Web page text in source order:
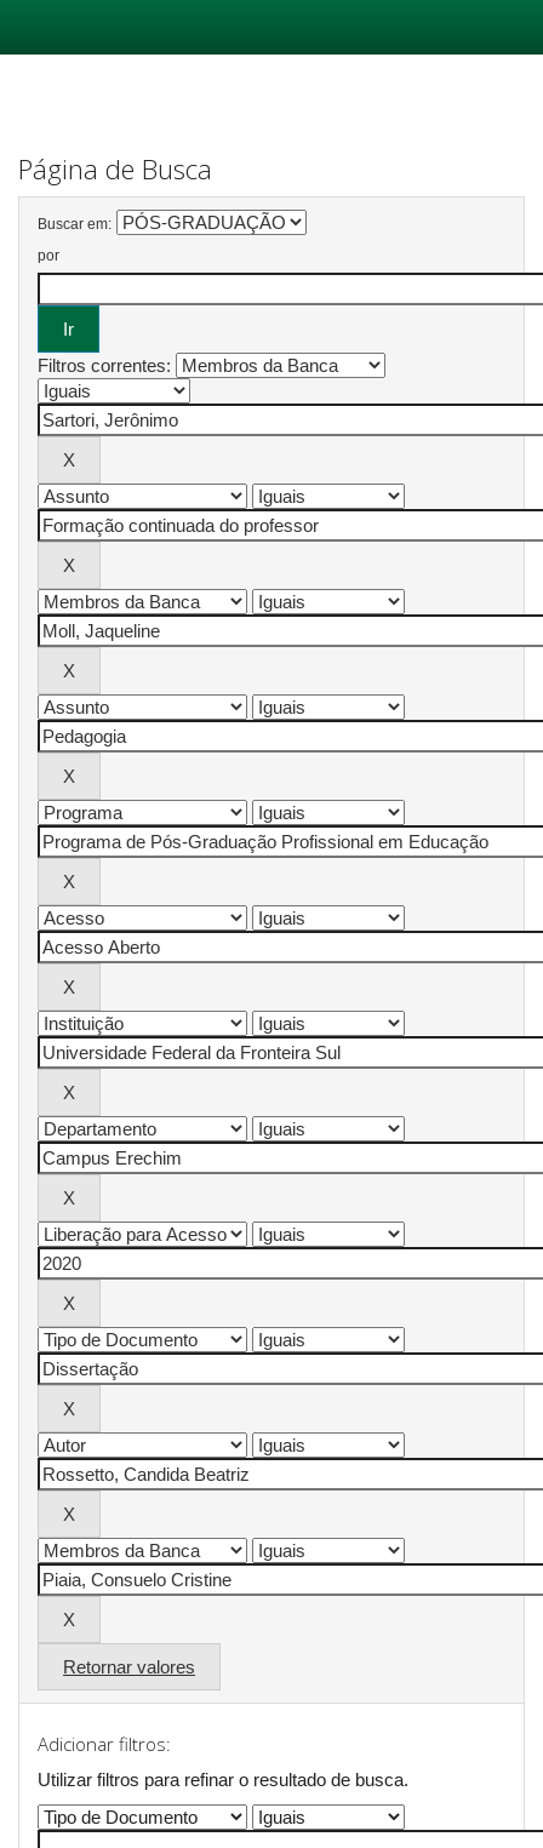
Página de Busca
Buscar em:
por
Filtros correntes:
Retornar valores
Adicionar filtros:
Utilizar filtros para refinar o resultado de busca.